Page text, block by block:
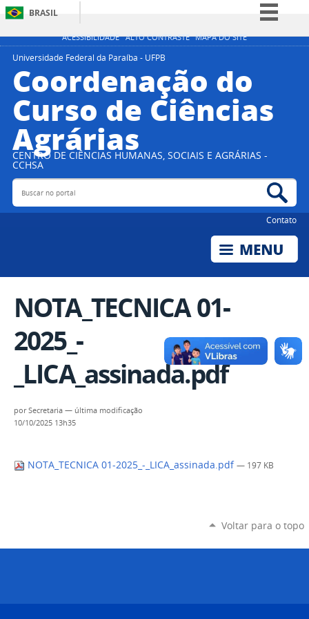
ACESSIBILIDADE ALTO CONTRASTE MAPA DO SITE
BRASIL
Simplifique!
Participe
Acesso à informação
Legislação
Universidade Federal da Paraíba - UFPB
Coordenação do
Curso de Ciências
Agrárias
CENTRO DE CIÊNCIAS HUMANAS, SOCIAIS E AGRÁRIAS -
CCHSA
Buscar no portal
Contato
NOTA_TECNICA 01-
2025_-
_LICA_assinada.pdf
porSecretaria — última modificação
10/10/2025 13h35
NOTA_TECNICA 01-2025_-_LICA_assinada.pdf — 197 KB
Voltar para o topo